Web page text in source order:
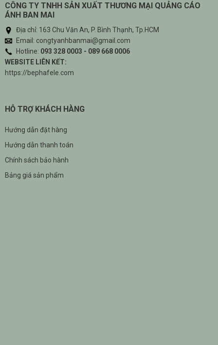
CÔNG TY TNHH SẢN XUẤT THƯƠNG MẠI QUẢNG CÁO
ÁNH BAN MAI
Địa chỉ: 163 Chu Văn An, P. Bình Thạnh, Tp.HCM
Email: congtyanhbanmai@gmail.com
Hotline: 093 328 0003 - 089 668 0006
WEBSITE LIÊN KẾT:
https://bephafele.com
HỖ TRỢ KHÁCH HÀNG
Hướng dẫn đặt hàng
Hướng dẫn thanh toán
Chính sách bảo hành
Bảng giá sản phẩm